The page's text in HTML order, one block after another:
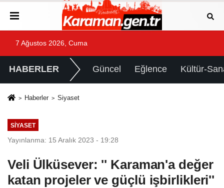
7 Ağustos 2026, Cuma
HABERLER Güncel Eğlence Kültür-
Haberler Siyaset
SIYASET
Yayınlanma: 15 Aralık 2023 - 19:28
Veli Ülküsever: '' Karaman'a değer
katan projeler ve güçlü işbirlikleri''